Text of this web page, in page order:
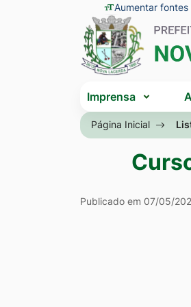
Seção
de
atalhos
e
links
de
acessibilidade
para
o
conteúdo
[alt+1]
Ir
para
[alt+2]
Aumentar fontes
Seção
do
menu
menu
Imprensa
Página Inicial
Publicado em 07/05/